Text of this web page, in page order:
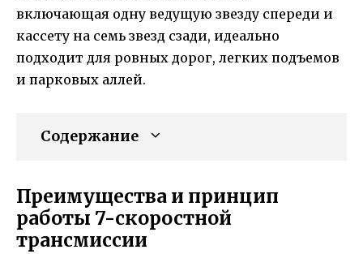
включающая одну ведущую звезду спереди и
кассету на семь звезд сзади, идеально
подходит для ровных дорог, легких подъемов
и парковых аллей.
Содержание
Преимущества и принцип
работы 7-скоростной
трансмиссии